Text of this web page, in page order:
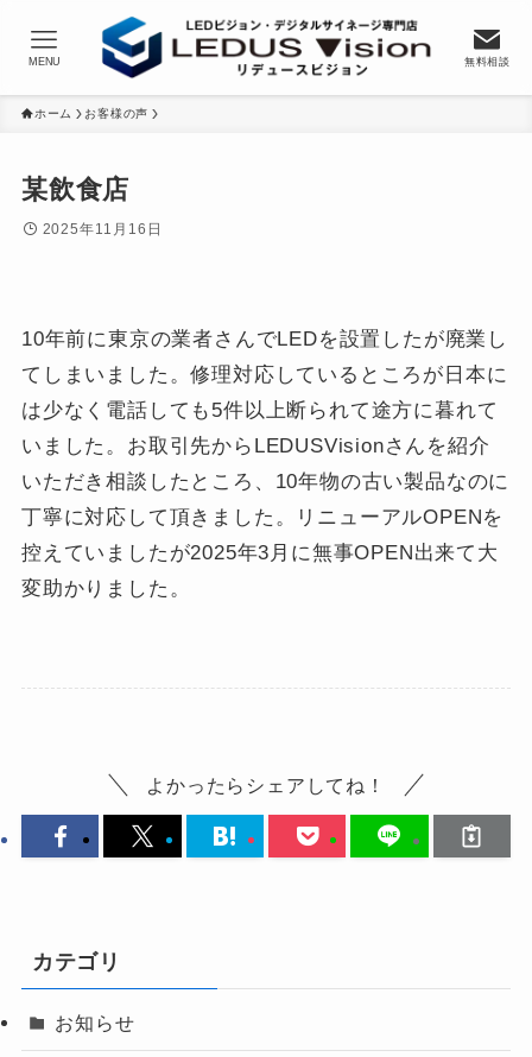
無料相談
MENU
ホーム お客様の声
某飲食店
2025年11月16日
10年前に東京の業者さんでLEDを設置したが廃業し
てしまいました。修理対応しているところが日本に
は少なく電話しても5件以上断られて途方に暮れて
いました。お取引先からLEDUSVisionさんを紹介
いただき相談したところ、10年物の古い製品なのに
丁寧に対応して頂きました。リニューアルOPENを
控えていましたが2025年3月に無事OPEN出来て大
変助かりました。
よかったらシェアしてね！
カテゴリ
お知らせ